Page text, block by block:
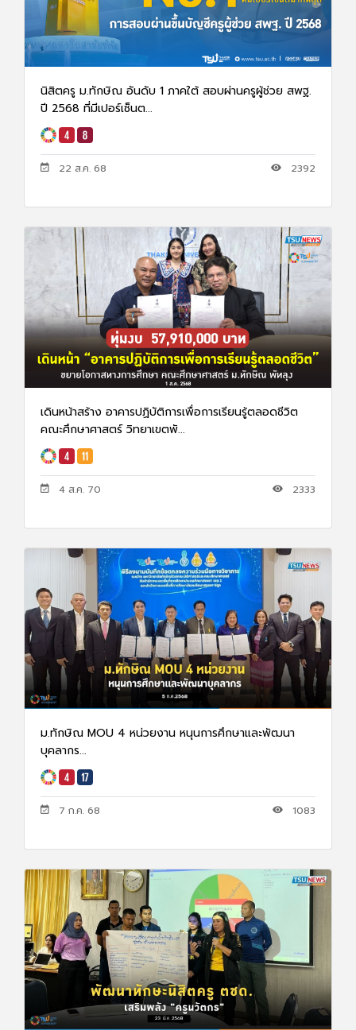
นิสิตครู ม.ทักษิณ อันดับ 1 ภาคใต้ สอบผ่านครูผู้ช่วย สพฐ.
ปี 2568 ที่มีเปอร์เซ็นต...
22 ส.ค. 68 2392
เดินหน้าสร้าง อาคารปฏิบัติการเพื่อการเรียนรู้ตลอดชีวิต
คณะศึกษาศาสตร์ วิทยาเขตพั...
4 ส.ค. 70 2333
ม.ทักษิณ MOU 4 หน่วยงาน หนุนการศึกษาและพัฒนา
บุคลากร...
7 ก.ค. 68 1083